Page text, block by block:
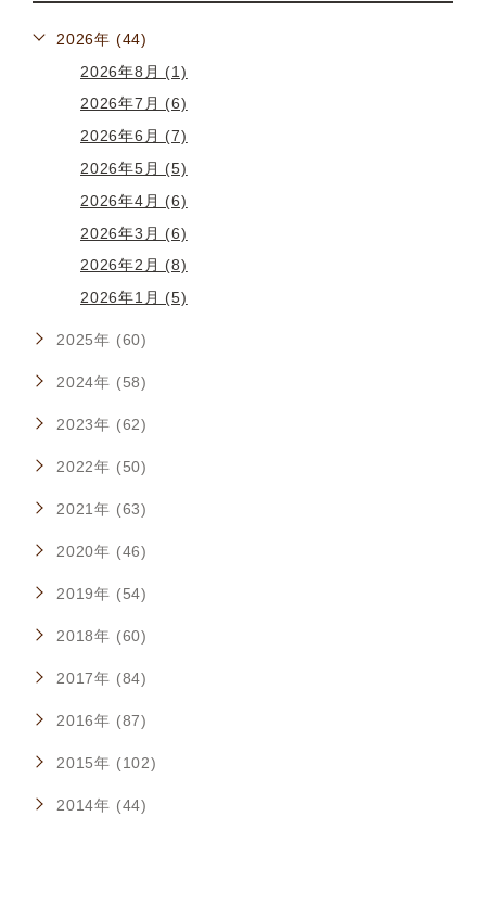
2026年 (44)
2026年8月 (1)
2026年7月 (6)
2026年6月 (7)
2026年5月 (5)
2026年4月 (6)
2026年3月 (6)
2026年2月 (8)
2026年1月 (5)
2025年 (60)
2024年 (58)
2023年 (62)
2022年 (50)
2021年 (63)
2020年 (46)
2019年 (54)
2018年 (60)
2017年 (84)
2016年 (87)
2015年 (102)
2014年 (44)